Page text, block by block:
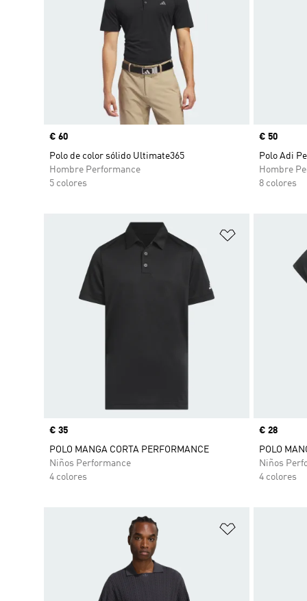
Precio
€ 60
Polo de color sólido Ultimate365
Hombre Performance
5 colores
Precio
€ 50
Polo Adi
Hombre
8 colores
Añadir a la
Precio
€ 35
POLO MANGA CORTA PERFORMANCE
Niños Performance
4 colores
Precio
€ 28
POLO
Niños
4 colores
Añadir a la